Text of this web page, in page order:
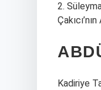
2.
Kadiriye